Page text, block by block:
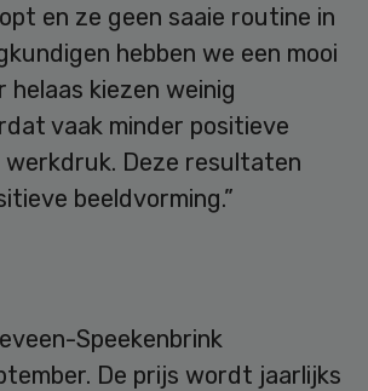
en ze geen saaie routine in
hebben we een mooi
helaas kiezen weinig
vaak minder positieve
Deze resultaten
beeldvorming.”
Speekenbrink
De prijs wordt jaarlijks